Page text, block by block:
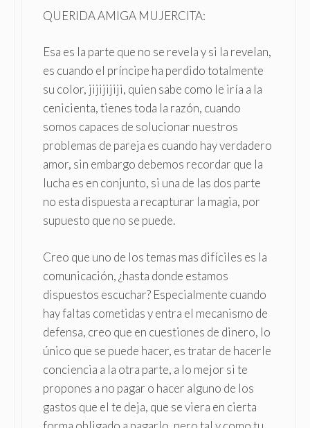
QUERIDA AMIGA MUJERCITA:
Esa es la parte que no se revela y si la revelan,
es cuando el príncipe ha perdido totalmente
su color, jijijijiji, quien sabe como le iría a la
cenicienta, tienes toda la razón, cuando
somos capaces de solucionar nuestros
problemas de pareja es cuando hay verdadero
amor, sin embargo debemos recordar que la
lucha es en conjunto, si una de las dos parte
no esta dispuesta a recapturar la magia, por
supuesto que no se puede.
Creo que uno de los temas mas difíciles es la
comunicación, ¿hasta donde estamos
dispuestos escuchar? Especialmente cuando
hay faltas cometidas y entra el mecanismo de
defensa, creo que en cuestiones de dinero, lo
único que se puede hacer, es tratar de hacerle
conciencia a la otra parte, a lo mejor si te
propones a no pagar o hacer alguno de los
gastos que el te deja, que se viera en cierta